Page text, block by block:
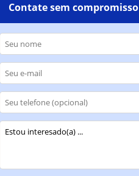
Contate sem compromisso